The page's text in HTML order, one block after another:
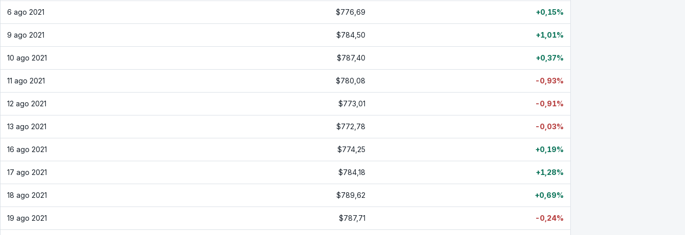
6 ago 2021 $776,69 +0,15%
9 ago 2021 $784,50 +1,01%
10 ago 2021 $787,40 +0,37%
11 ago 2021 $780,08 -0,93%
12 ago 2021 $773,01 -0,91%
13 ago 2021 $772,78 -0,03%
16 ago 2021 $774,25 +0,19%
17 ago 2021 $784,18 +1,28%
18 ago 2021 $789,62 +0,69%
19 ago 2021 $787,71 -0,24%